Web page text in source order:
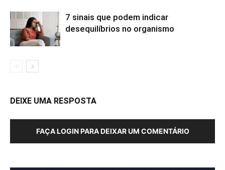
7 sinais que podem indicar
desequilíbrios no organismo
DEIXE UMA RESPOSTA
FAÇA LOGIN PARA DEIXAR UM COMENTÁRIO